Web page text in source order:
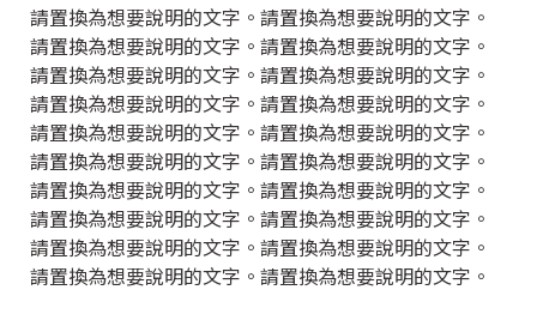
請置換為想要說明的文字。請置換為想要說明的文字。
請置換為想要說明的文字。請置換為想要說明的文字。
請置換為想要說明的文字。請置換為想要說明的文字。
請置換為想要說明的文字。請置換為想要說明的文字。
請置換為想要說明的文字。請置換為想要說明的文字。
請置換為想要說明的文字。請置換為想要說明的文字。
請置換為想要說明的文字。請置換為想要說明的文字。
請置換為想要說明的文字。請置換為想要說明的文字。
請置換為想要說明的文字。請置換為想要說明的文字。
請置換為想要說明的文字。請置換為想要說明的文字。